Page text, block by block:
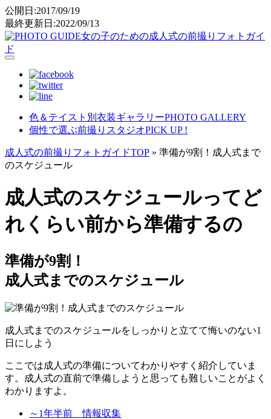
公開日:2017/09/19
最終更新日:2022/09/13
女の子のための成人式の前撮りフォトガイ
ド
色＆テイスト別衣装ギャラリーPHOTO GALLERY
個性で選ぶ前撮りスタジオPICK UP !
成人式の前撮りフォトガイドTOP » 準備が9割！成人式まで
のスケジュール
成人式のスケジュールってど
れくらい前から準備するの
準備が9割！
成人式までのスケジュール
成人式までのスケジュールをしっかりと立てて悔いのない1
日にしよう
ここでは成人式の準備についてわかりやすく紹介していま
す。成人式の直前で準備しようと思っても難しいことがよく
わかりますよ。
～1年半前 情報収集